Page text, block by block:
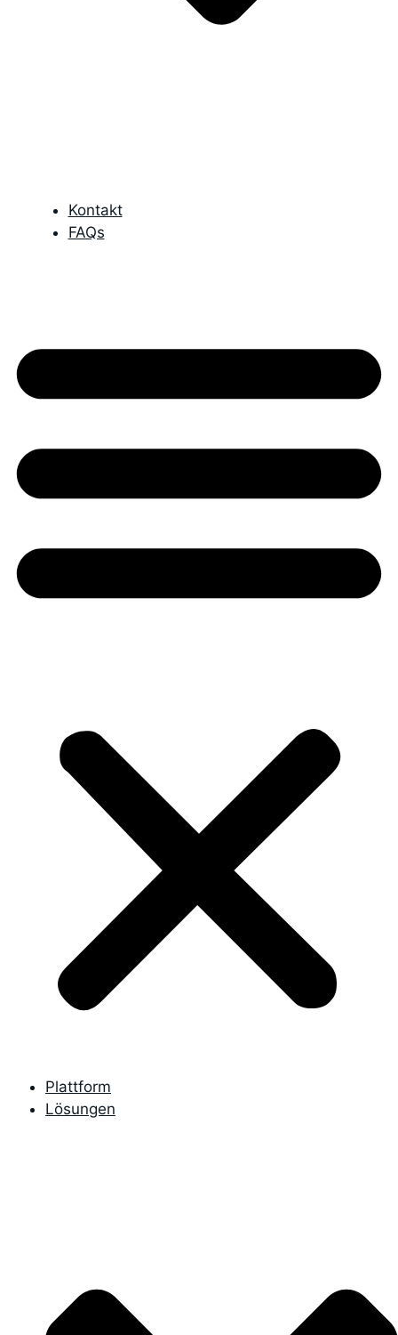
Kontakt
FAQs
Plattform
Lösungen